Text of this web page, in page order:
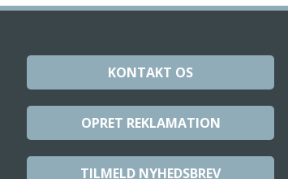
KONTAKT OS
OPRET REKLAMATION
TILMELD NYHEDSBREV